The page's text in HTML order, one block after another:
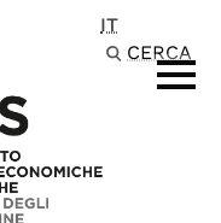
IT
CERCA